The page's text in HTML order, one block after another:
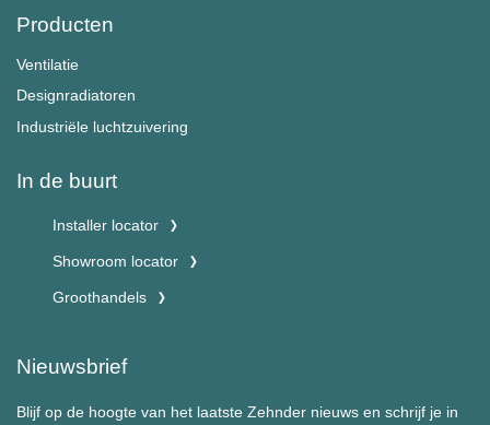
Producten
Ventilatie
Designradiatoren
Industriële luchtzuivering
In de buurt
Installer locator
Showroom locator
Groothandels
Nieuwsbrief
Blijf op de hoogte van het laatste Zehnder nieuws en schrijf je in